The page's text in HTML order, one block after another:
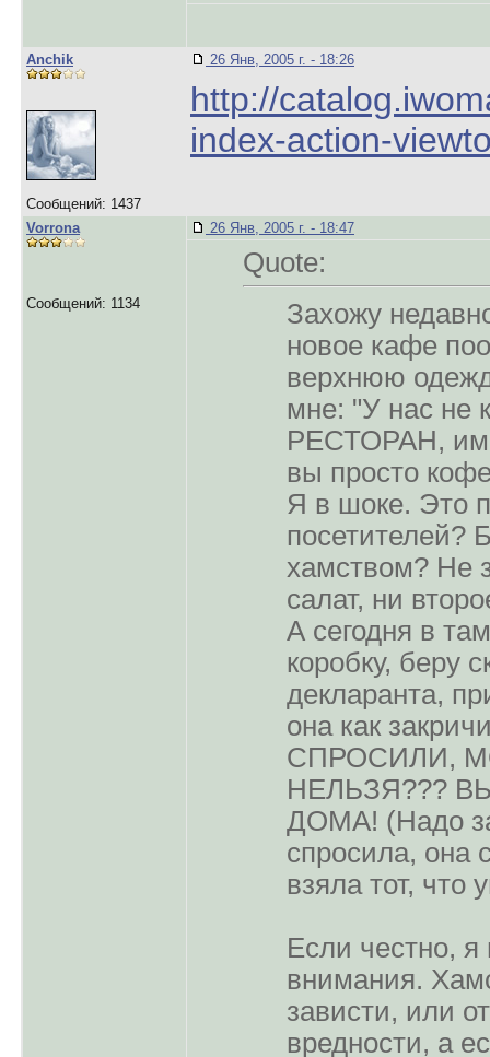
Anchik
Сообщений: 1437
26 Янв, 2005 г. - 18:26
http://
index-action-
Vorrona
Сообщений: 1134
26 Янв, 2005 г. - 18:47
Quote:
Захожу
новое кафе
верхнюю
мне: "У нас не
РЕСТОРАН,
вы просто
Я в шоке. Это
посетителей?
хамством? Не
салат, ни
А сегодня в
коробку, беру
декларанта,
она как
СПРОСИЛИ,
НЕЛЬЗЯ???
ДОМА! (Надо
спросила, она
взяла тот, что
Если честно,
внимания.
зависти, или
вредности, а